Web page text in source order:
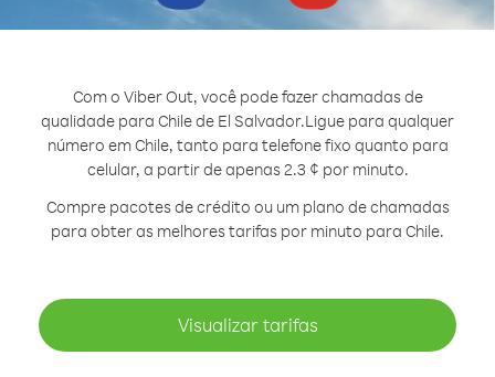
Com o Viber Out, você pode fazer chamadas de
qualidade para Chile de El Salvador.Ligue para qualquer
número em Chile, tanto para telefone fixo quanto para
celular, a partir de apenas 2.3 ¢ por minuto.
Compre pacotes de crédito ou um plano de chamadas
para obter as melhores tarifas por minuto para Chile.
Visualizar tarifas